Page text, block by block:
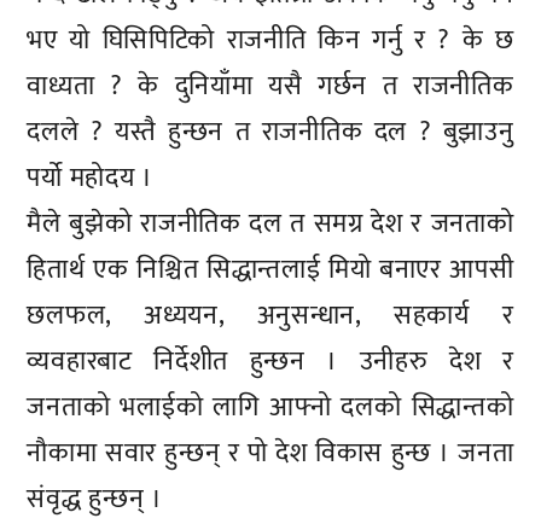
भए यो घिसिपिटिको राजनीति किन गर्नु र ? के छ
वाध्यता ? के दुनियाँमा यसै गर्छन त राजनीतिक
दलले ? यस्तै हुन्छन त राजनीतिक दल ? बुझाउनु
पर्यो महोदय ।
मैले बुझेको राजनीतिक दल त समग्र देश र जनताको
हितार्थ एक निश्चित सिद्धान्तलाई मियो बनाएर आपसी
छलफल, अध्ययन, अनुसन्धान, सहकार्य र
व्यवहारबाट निर्देशीत हुन्छन । उनीहरु देश र
जनताको भलाईको लागि आफ्नो दलको सिद्धान्तको
नौकामा सवार हुन्छन् र पो देश विकास हुन्छ । जनता
संवृद्ध हुन्छन् ।